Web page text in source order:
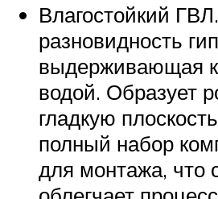
Влагостойкий
разновидность
выдерживающая
водой. Образует
гладкую
полный набор
для монтажа, что